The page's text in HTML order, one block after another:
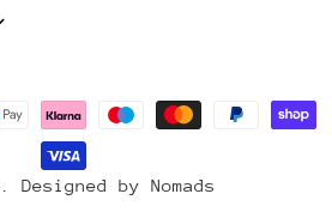
Designed by Nomads